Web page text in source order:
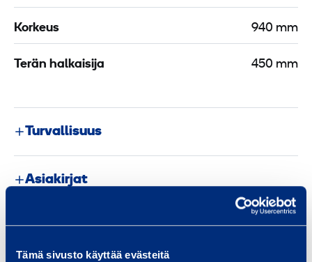
Tämä sivusto käyttää evästeitä
Korkeus 940 mm
Terän halkaisija 450 mm
Turvallisuus
Asiakirjat